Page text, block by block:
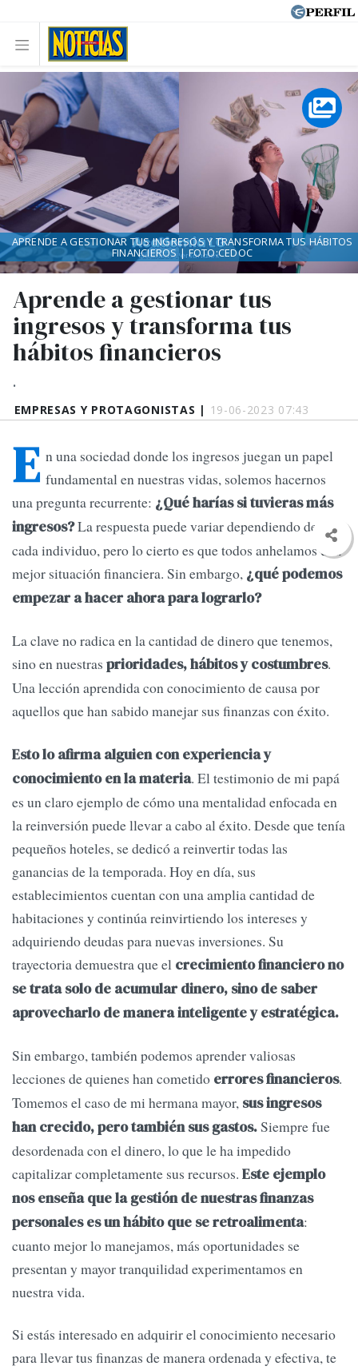
EMPRESAS Y PROTAGONISTAS | 19-06-2023 07:43
Aprende a gestionar tus
ingresos y transforma tus
hábitos financieros
.
APRENDE A GESTIONAR TUS INGRESOS Y TRANSFORMA TUS HÁBITOS
FINANCIEROS | FOTO:CEDOC
E n una sociedad donde los ingresos juegan un papel
fundamental en nuestras vidas, solemos hacernos
una pregunta recurrente: ¿Qué harías si tuvieras más
ingresos?La respuesta puede variar dependiendo de
cada individuo, pero lo cierto es que todos anhelamos una
mejor situación financiera. Sin embargo, ¿qué podemos
empezar a hacer ahora para lograrlo?
La clave no radica en la cantidad de dinero que tenemos,
sino en nuestras prioridades, hábitos y costumbres.
Una lección aprendida con conocimiento de causa por
aquellos que han sabido manejar sus finanzas con éxito.
Esto lo afirma alguien con experiencia y
conocimiento en la materia. El testimonio de mi papá
es un claro ejemplo de cómo una mentalidad enfocada en
la reinversión puede llevar a cabo al éxito. Desde que tenía
pequeños hoteles, se dedicó a reinvertir todas las
ganancias de la temporada. Hoy en día, sus
establecimientos cuentan con una amplia cantidad de
habitaciones y continúa reinvirtiendo los intereses y
adquiriendo deudas para nuevas inversiones. Su
trayectoria demuestra que el crecimiento financiero no
se trata solo de acumular dinero, sino de saber
aprovecharlo de manera inteligente y estratégica.
Sin embargo, también podemos aprender valiosas
lecciones de quienes han cometido errores financieros.
Tomemos el caso de mi hermana mayor, sus ingresos
han crecido, pero también sus gastos.Siempre fue
desordenada con el dinero, lo que le ha impedido
capitalizar completamente sus recursos. Este ejemplo
nos enseña que la gestión de nuestras finanzas
personales es un hábito que se retroalimenta:
cuanto mejor lo manejamos, más oportunidades se
presentan y mayor tranquilidad experimentamos en
nuestra vida.
Si estás interesado en adquirir el conocimiento necesario
para llevar tus finanzas de manera ordenada y efectiva, te